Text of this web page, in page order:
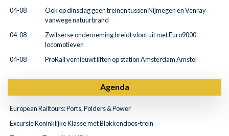
04-08
Ook op dinsdag geen treinen tussen Nijmegen en Venray
vanwege natuurbrand
04-08
Zwitserse onderneming breidt vloot uit met Euro9000-
locomotieven
04-08
ProRail vernieuwt liften op station Amsterdam Amstel
Agenda
European Railtours: Ports, Polders & Power
Excursie Koninklijke Klasse met Blokkendoos-trein